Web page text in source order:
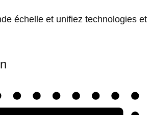
échelle et unifiez technologies et